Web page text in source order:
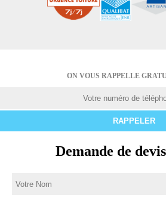
ON VOUS RAPPELLE
Demande de